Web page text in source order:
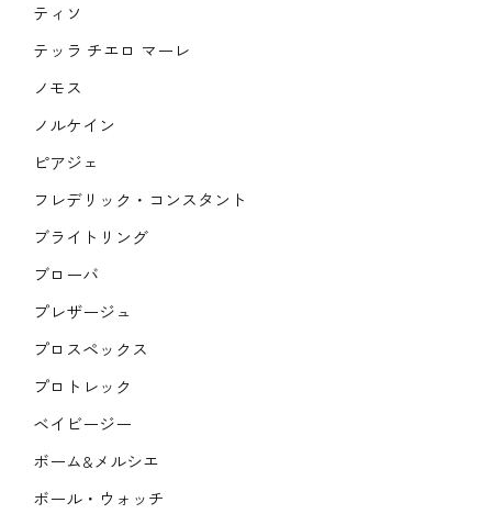
ティソ
テッラ チエロ マーレ
ノモス
ノルケイン
ピアジェ
フレデリック・コンスタント
ブライトリング
ブローバ
プレザージュ
プロスペックス
プロトレック
ベイビージー
ボーム&メルシエ
ボール・ウォッチ